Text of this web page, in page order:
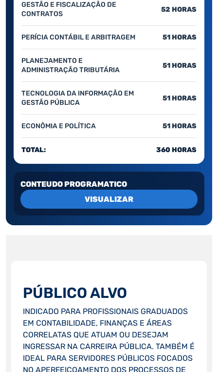
GESTÃO E FISCALIZAÇÃO DE
CONTRATOS
52 HORAS
PERÍCIA CONTÁBIL E ARBITRAGEM 51 HORAS
PLANEJAMENTO E
ADMINISTRAÇÃO TRIBUTÁRIA
51 HORAS
TECNOLOGIA DA INFORMAÇÃO EM
GESTÃO PÚBLICA
51 HORAS
ECONÔMIA E POLÍTICA 51 HORAS
TOTAL: 360 HORAS
CONTEUDO PROGRAMATICO
VISUALIZAR
PÚBLICO ALVO
INDICADO PARA PROFISSIONAIS GRADUADOS
EM CONTABILIDADE, FINANÇAS E ÁREAS
CORRELATAS QUE ATUAM OU DESEJAM
INGRESSAR NA CARREIRA PÚBLICA. TAMBÉM É
IDEAL PARA SERVIDORES PÚBLICOS FOCADOS
NO APERFEIÇOAMENTO DOS PROCESSOS DE